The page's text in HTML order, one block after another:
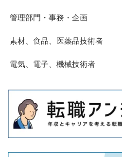
管理部門・事務・企画
素材、食品、医薬品技術者
電気、電子、機械技術者